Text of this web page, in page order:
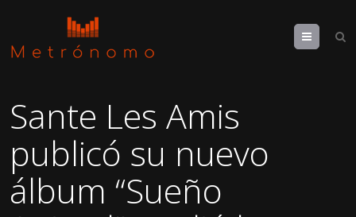
Menu
Sante Les Amis
publicó su nuevo
álbum “Sueño